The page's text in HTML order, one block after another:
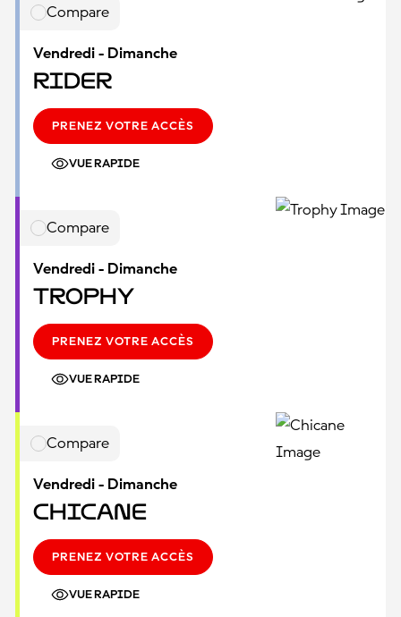
Compare
Vendredi - Dimanche
Rider
PRENEZ VOTRE ACCÈS
VUE RAPIDE
Compare
Vendredi - Dimanche
Trophy
PRENEZ VOTRE ACCÈS
VUE RAPIDE
Compare
Vendredi - Dimanche
Chicane
PRENEZ VOTRE ACCÈS
VUE RAPIDE